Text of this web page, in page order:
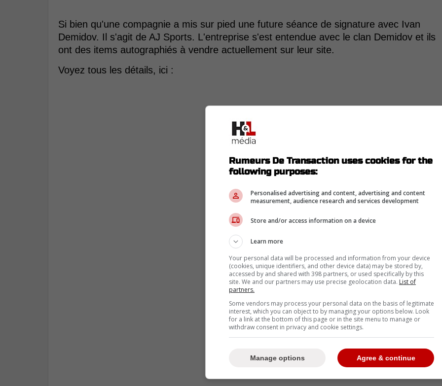
Si bien qu'une compagnie a mis sur pied une future séance de signature avec Ivan
Demidov. Il s'agit de AJ Sports. L'entreprise s'est entendue avec le clan Demidov et ils
ont des items autographiés à vendre actuellement sur leur site.
Voyez tous les détails, ici :
Rumeurs De Transaction uses cookies for the
following purposes:
Personalised advertising and content, advertising and content
measurement, audience research and services development
Store and/or access information on a device
Learn more
Your personal data will be processed and information from your device
(cookies, unique identifiers, and other device data) may be stored by,
accessed by and shared with 398 partners, or used specifically by this
site. We and our partners may use precise geolocation data. List of
partners.
Some vendors may process your personal data on the basis of legitimate
interest, which you can object to by managing your options below. Look
for a link at the bottom of this page or in the site menu to manage or
withdraw consent in privacy and cookie settings.
Agree & continue
Manage options